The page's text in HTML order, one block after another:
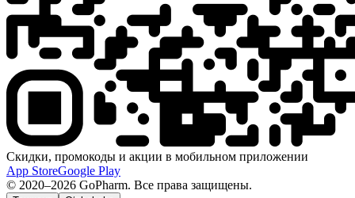
Скидки, промокоды и акции в мобильном приложении
App StoreGoogle Play
© 2020–2026 GoPharm. Все права защищены.